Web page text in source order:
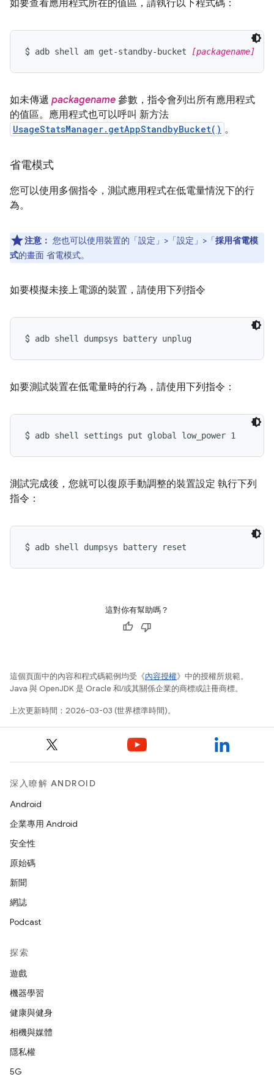
如要查看應用程式所在的值區，請執行以下程式碼：
$ adb shell am get-standby-bucket [packagename]
如未傳遞 packagename 參數，指令會列出所有應用程式
的值區。應用程式也可以呼叫 新方法
UsageStatsManager.getAppStandbyBucket() 。
省電模式
您可以使用多個指令，測試應用程式在低電量情況下的行
為。
注意： 您也可以使用裝置的「設定」>「設定」>「採用省電模
式的畫面 省電模式。
如要模擬未接上電源的裝置，請使用下列指令
$ adb shell dumpsys battery unplug
如要測試裝置在低電量時的行為，請使用下列指令：
$ adb shell settings put global low_power 1
測試完成後，您就可以復原手動調整的裝置設定 執行下列
指令：
$ adb shell dumpsys battery reset
這對你有幫助嗎？
這個頁面中的內容和程式碼範例均受《內容授權》中的授權所規範。
Java 與 OpenJDK 是 Oracle 和/或其關係企業的商標或註冊商標。
上次更新時間：2026-03-03 (世界標準時間)。
深入瞭解 ANDROID
Android
企業專用 Android
安全性
原始碼
新聞
網誌
Podcast
探索
遊戲
機器學習
健康與健身
相機與媒體
隱私權
5G